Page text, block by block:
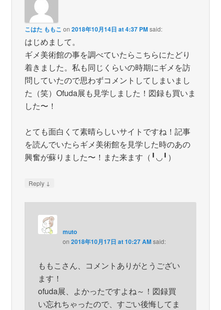
こはた ももこ on 2018年10月14日 at 4:37 PM said:
はじめまして。
ギメ美術館の事を調べていたらこちらにたどり
着きました。私も同じくらいの時期にギメを訪
問していたので思わずコメントしてしまいまし
た（笑）Ofuda展も見学しました！図録も買いま
した〜！
とても面白くて素晴らしいサイトですね！記事
を読んでいたらギメ美術館を見学した時のあの
興奮が蘇りました〜！また来ます（╹◡╹）
Reply ↓
muto
on 2018年10月17日 at 10:27 AM said:
ももこさん、コメントありがとうござい
ます！
ofuda展、よかったですよね～！図録買
い忘れちゃったので、すごい後悔してま